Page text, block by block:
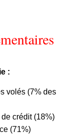
:
volés (7% des
crédit (18%)
(71%)